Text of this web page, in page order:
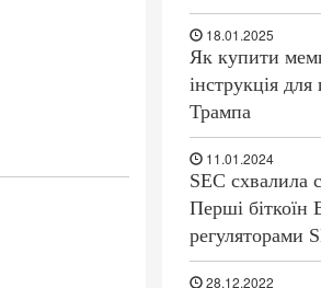
18.01.2025
Як купити
інструкція
Трампа
11.01.2024
SEC схвалила
Перші біткоїн
28.12.2022